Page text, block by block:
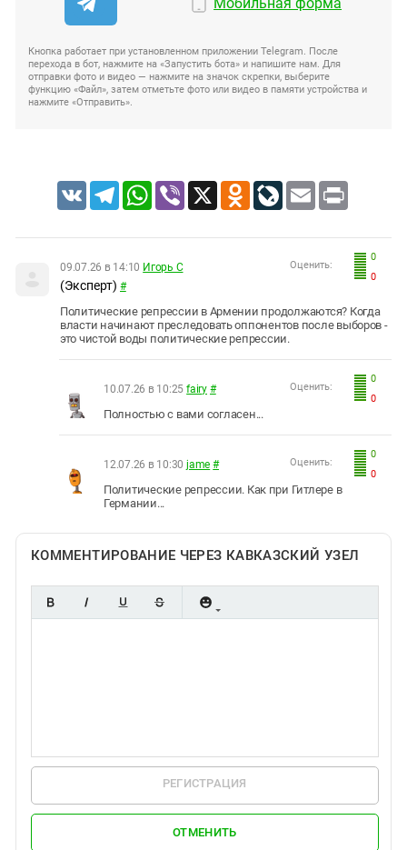
Кнопка работает при установленном приложении Telegram. После
перехода в бот, нажмите на «Запустить бота» и напишите нам. Для
отправки фото и видео — нажмите на значок скрепки, выберите
функцию «Файл», затем отметьте фото или видео в памяти устройства и
нажмите «Отправить».
VK TelegramWhatsApp
Viber X Odnoklassniki
LiveJournal
Email Print
0
0
Оценить:
09.07.26 в 14:10 Игорь С
(Эксперт) #
Политические репрессии в Армении продолжаются? Когда
власти начинают преследовать оппонентов после выборов -
это чистой воды политические репрессии.
0
0
Оценить:
10.07.26 в 10:25 fairy #
Полностью с вами согласен...
0
0
Оценить:
12.07.26 в 10:30 jame #
Политические репрессии. Как при Гитлере в
Германии...
КОММЕНТИРОВАНИЕ ЧЕРЕЗ КАВКАЗСКИЙ УЗЕЛ
РЕГИСТРАЦИЯ
ОТМЕНИТЬ